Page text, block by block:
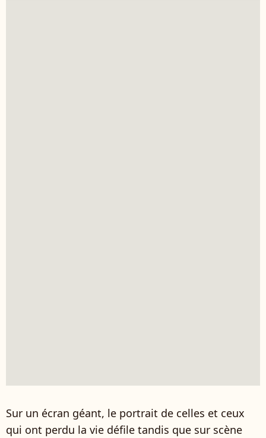
Sur un écran géant, le portrait de celles et ceux
qui ont perdu la vie défile tandis que sur scène